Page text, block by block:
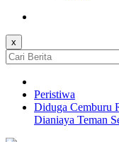
x
Peristiwa
Diduga Cemburu
Dianiaya Teman